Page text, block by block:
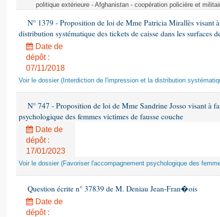
politique extérieure - Afghanistan - coopération policière et
N° 1379 - Proposition de loi de Mme Patricia Mirallès visant
distribution systématique des tickets de caisse dans les surfaces
Date de
dépôt :
07/11/2018
Voir le dossier (Interdiction de l'impression et la distribution
N° 747 - Proposition de loi de Mme Sandrine Josso visant à
psychologique des femmes victimes de fausse couche
Date de
dépôt :
17/01/2023
Voir le dossier (Favoriser l'accompagnement psychologique des
Question écrite n° 37839 de M. Deniau Jean-Fran�ois
Date de
dépôt :